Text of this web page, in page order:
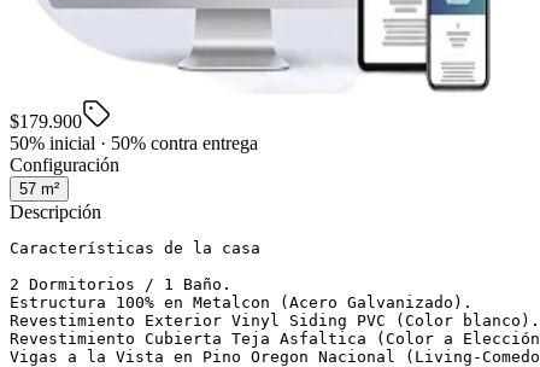
$179.900
50% inicial · 50% contra entrega
Configuración
57 m²
Descripción
Características de la casa
2 Dormitorios / 1 Baño.
Estructura 100% en Metalcon (Acero Galvanizado).
Revestimiento Exterior Vinyl Siding PVC (Color blanco).
Revestimiento Cubierta Teja Asfaltica (Color a
Vigas a la Vista en Pino Oregon Nacional (Living-